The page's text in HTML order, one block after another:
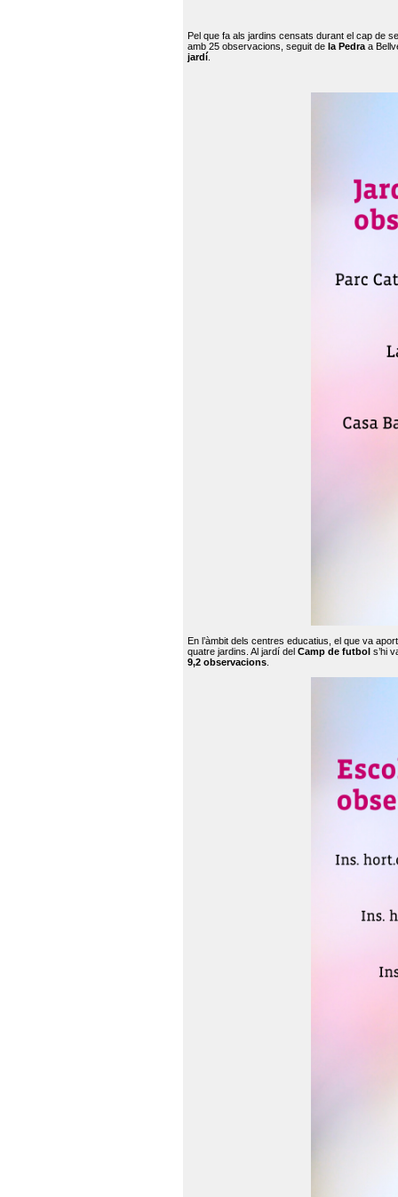
Pel que fa als jardins censats durant el cap de
amb 25 observacions, seguit de la Pedra a
jardí
En l’àmbit dels centres educatius, el que va
quatre jardins. Al jardí del Camp de futbol s’hi
9,2 observacions